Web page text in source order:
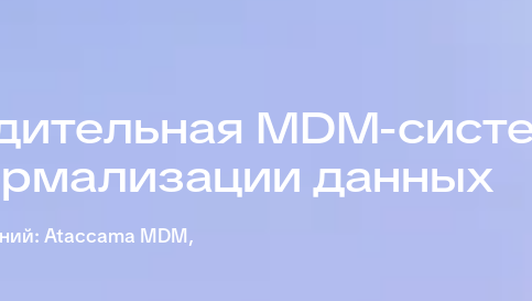
MDM-
данных
Ataccama MDM,